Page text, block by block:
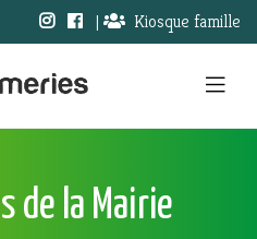
| Kiosque famille
de la Mairie